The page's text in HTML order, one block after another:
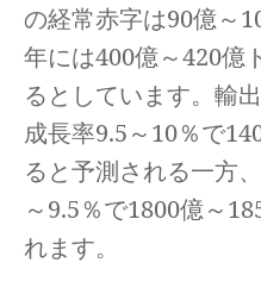
の経常赤字は90億～
年には400億～420億
るとしています。輸
成長率9.5～10％で
ると予測される一方
～9.5％で1800億～
れます。